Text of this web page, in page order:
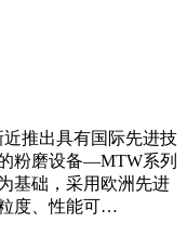
推出具有国际先进技
粉磨设备—MTW系列
基础，采用欧洲先进
度、性能可…